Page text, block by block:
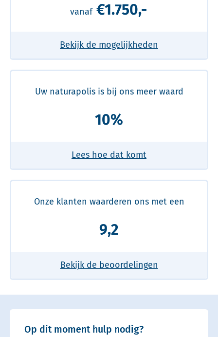
vanaf €1.750,-
Bekijk de mogelijkheden
Uw naturapolis is bij ons meer waard
10%
Lees hoe dat komt
Onze klanten waarderen ons met een
9,2
Bekijk de beoordelingen
Op dit moment hulp nodig?